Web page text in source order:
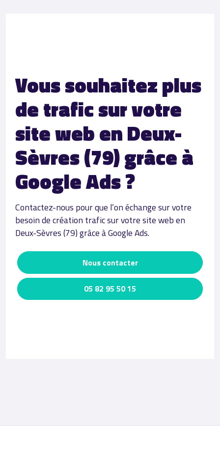
Vous souhaitez plus
de trafic sur votre
site web en Deux-
Sèvres (79) grâce à
Google Ads ?
Contactez-nous pour que l’on échange sur votre
besoin de création trafic sur votre site web en
Deux-Sèvres (79) grâce à Google Ads.
Nous contacter
05 82 95 50 15